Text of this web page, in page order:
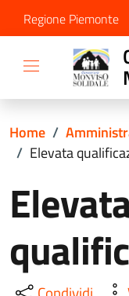
Regione Piemonte
Home /
/ Elevata